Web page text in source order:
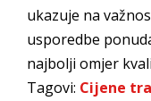
ukazuje na
usporedbe
najbolji omjer
Tagovi: Cijene